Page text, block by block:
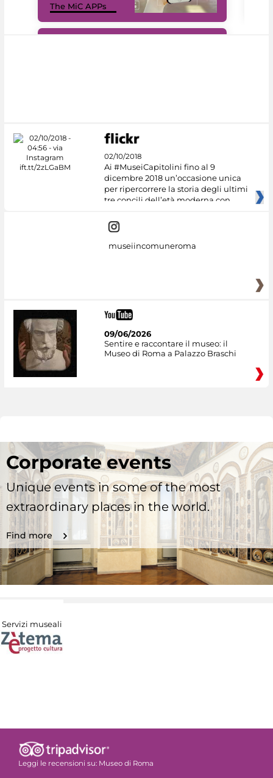
The MiC APPs
02/10/2018
Ai #MuseiCapitolini fino al 9
dicembre 2018 un’occasione unica
per ripercorrere la storia degli ultimi
tre concili dell’età moderna con
museiincomuneroma
09/06/2026
Sentire e raccontare il museo: il
Museo di Roma a Palazzo Braschi
Corporate events
Unique events in some of the most
extraordinary places in the world.
Find more
Servizi museali
Leggi le recensioni su: Museo di Roma